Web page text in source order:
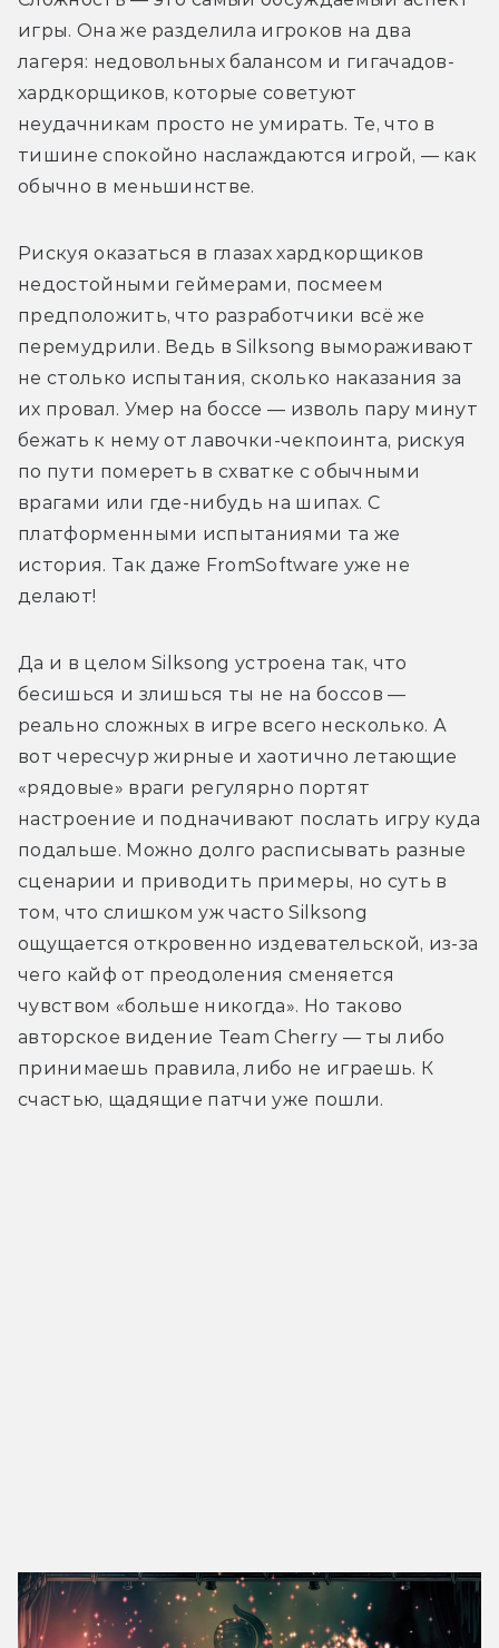
игры. Она же разделила игроков на два
лагеря: недовольных балансом и гигачадов-
хардкорщиков, которые советуют
неудачникам просто не умирать. Те, что в
тишине спокойно наслаждаются игрой, — как
обычно в меньшинстве.
Рискуя оказаться в глазах хардкорщиков
недостойными геймерами, посмеем
предположить, что разработчики всё же
перемудрили. Ведь в Silksong вымораживают
не столько испытания, сколько наказания за
их провал. Умер на боссе — изволь пару минут
бежать к нему от лавочки-чекпоинта, рискуя
по пути помереть в схватке с обычными
врагами или где-нибудь на шипах. С
платформенными испытаниями та же
история. Так даже FromSoftware уже не
делают!
Да и в целом Silksong устроена так, что
бесишься и злишься ты не на боссов —
реально сложных в игре всего несколько. А
вот чересчур жирные и хаотично летающие
«рядовые» враги регулярно портят
настроение и подначивают послать игру куда
подальше. Можно долго расписывать разные
сценарии и приводить примеры, но суть в
том, что слишком уж часто Silksong
ощущается откровенно издевательской, из-за
чего кайф от преодоления сменяется
чувством «больше никогда». Но таково
авторское видение Team Cherry — ты либо
принимаешь правила, либо не играешь. К
счастью, щадящие патчи уже пошли.